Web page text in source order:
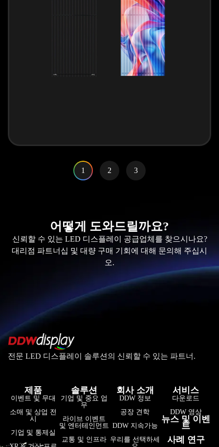
1 2 3
어떻게 도와드릴까요?
신뢰할 수 있는 LED 디스플레이 공급업체를 찾으시나요?
대리점 파트너십 및 대량 구매 기회에 대해 문의해 주십시
오.
전문 LED 디스플레이 솔루션의 신뢰할 수 있는 파트너.
제품
이벤트 및 무대
소매 및 상업 전
시
기업 및 통제실
솔루션
기업 및 중요 업
무
라이브 이벤트
및 엔터테인먼트
교통 및 인프라
회사 소개
DDW 정보
공장 견학
DDW 지속가능
우리를 선택하세
서비스
다운로드
DDW 영상
뉴스 및 이벤
트
사례 연구
Tiếng Việt
Bahasa Indonesia
हिन्दी
فارسی